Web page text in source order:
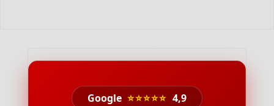
Google ⭐⭐⭐⭐⭐ 4,9